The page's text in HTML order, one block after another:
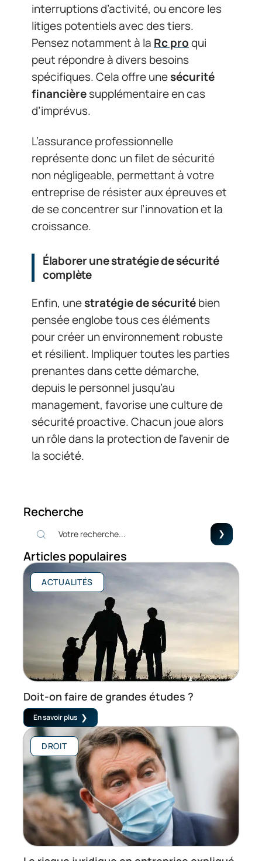
interruptions d’activité, ou encore les
litiges potentiels avec des tiers.
Pensez notamment à la Rc proqui
peut répondre à divers besoins
spécifiques. Cela offre unesécurité
financièresupplémentaire en cas
d’imprévus.
L’assurance professionnelle
représente donc un filet de sécurité
non négligeable, permettant à votre
entreprise de résister aux épreuves et
de se concentrer sur l’innovation et la
croissance.
Élaborer une stratégie de sécurité
complète
Enfin, unestratégie de sécuritébien
pensée englobe tous ces éléments
pour créer un environnement robuste
et résilient. Impliquer toutes les parties
prenantes dans cette démarche,
depuis le personnel jusqu’au
management, favorise une culture de
sécurité proactive. Chacun joue alors
un rôle dans la protection de l’avenir de
la société.
Recherche
Articles populaires
ACTUALITÉS
Doit-on faire de grandes études ?
En savoir plus
DROIT